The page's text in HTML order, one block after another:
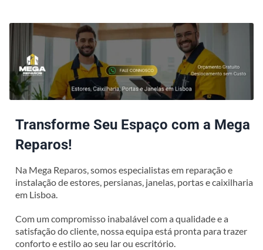
Transforme Seu Espaço com a Mega
Reparos!
Na Mega Reparos, somos especialistas em reparação e
instalação de estores, persianas, janelas, portas e caixilharia
em Lisboa.
Com um compromisso inabalável com a qualidade e a
satisfação do cliente, nossa equipa está pronta para trazer
conforto e estilo ao seu lar ou escritório.